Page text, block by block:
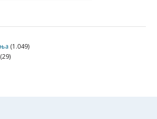
(1.049)
(29)